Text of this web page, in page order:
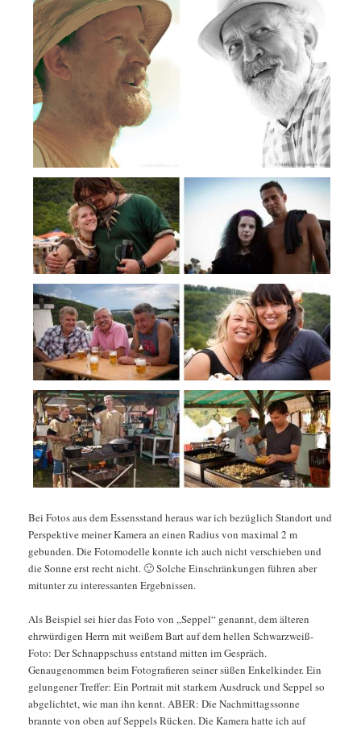
Bei Fotos aus dem Essensstand heraus war ich bezüglich Standort und
Perspektive meiner Kamera an einen Radius von maximal 2 m
gebunden. Die Fotomodelle konnte ich auch nicht verschieben und
die Sonne erst recht nicht. 🙂 Solche Einschränkungen führen aber
mitunter zu interessanten Ergebnissen.
Als Beispiel sei hier das Foto von „Seppel“ genannt, dem älteren
ehrwürdigen Herrn mit weißem Bart auf dem hellen Schwarzweiß-
Foto: Der Schnappschuss entstand mitten im Gespräch.
Genaugenommen beim Fotografieren seiner süßen Enkelkinder. Ein
gelungener Treffer: Ein Portrait mit starkem Ausdruck und Seppel so
abgelichtet, wie man ihn kennt. ABER: Die Nachmittagssonne
brannte von oben auf Seppels Rücken. Die Kamera hatte ich auf